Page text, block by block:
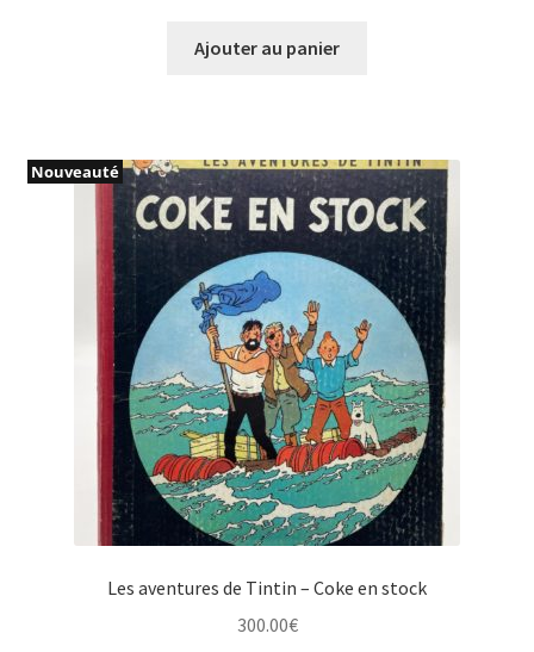
Ajouter au panier
Nouveauté
Les aventures de Tintin – Coke en stock
300.00€